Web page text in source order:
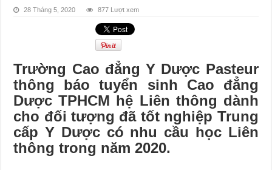
28 Tháng 5, 2020 877 Lượt xem
Trường Cao đẳng Y Dược Pasteur
thông báo tuyển sinh Cao đẳng
Dược TPHCM hệ Liên thông dành
cho đối tượng đã tốt nghiệp Trung
cấp Y Dược có nhu cầu học Liên
thông trong năm 2020.